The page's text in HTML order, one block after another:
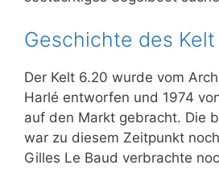
Geschichte des Kelt
Der Kelt 6.20 wurde vom
Harlé entworfen und 1974
auf den Markt gebracht. Die
war zu diesem Zeitpunkt
Gilles Le Baud verbrachte